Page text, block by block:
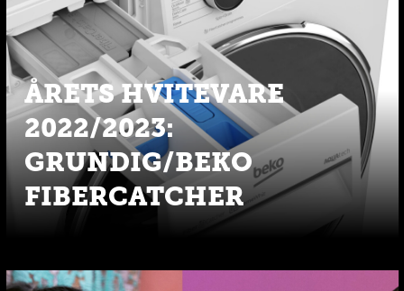
ÅRETS HVITEVARE
2022/2023:
GRUNDIG/BEKO
FIBERCATCHER